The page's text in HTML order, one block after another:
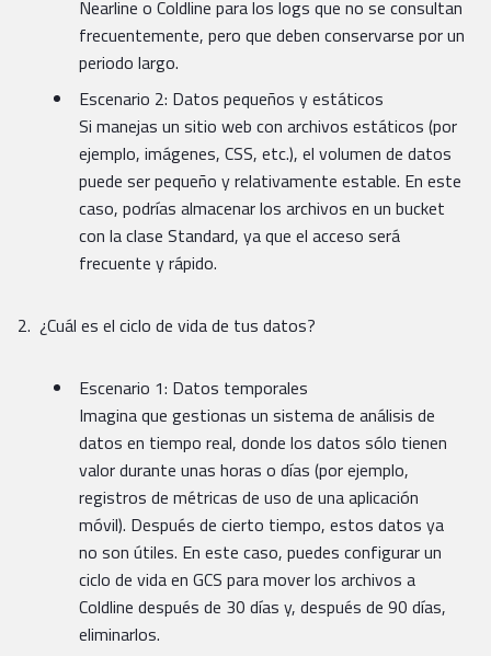
Nearline o Coldline para los logs que no se consultan
frecuentemente, pero que deben conservarse por un
periodo largo.
Escenario 2: Datos pequeños y estáticos
Si manejas un sitio web con archivos estáticos (por
ejemplo, imágenes, CSS, etc.), el volumen de datos
puede ser pequeño y relativamente estable. En este
caso, podrías almacenar los archivos en un bucket
con la clase Standard, ya que el acceso será
frecuente y rápido.
¿Cuál es el ciclo de vida de tus datos?
Escenario 1: Datos temporales
Imagina que gestionas un sistema de análisis de
datos en tiempo real, donde los datos sólo tienen
valor durante unas horas o días (por ejemplo,
registros de métricas de uso de una aplicación
móvil). Después de cierto tiempo, estos datos ya
no son útiles. En este caso, puedes configurar un
ciclo de vida en GCS para mover los archivos a
Coldline después de 30 días y, después de 90 días,
eliminarlos.